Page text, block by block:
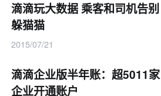
滴滴玩大数据 乘客和司机告别
躲猫猫
2015/07/21
滴滴企业版半年账：超5011家
企业开通账户